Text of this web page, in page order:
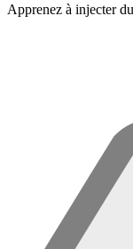
Apprenez à injecter